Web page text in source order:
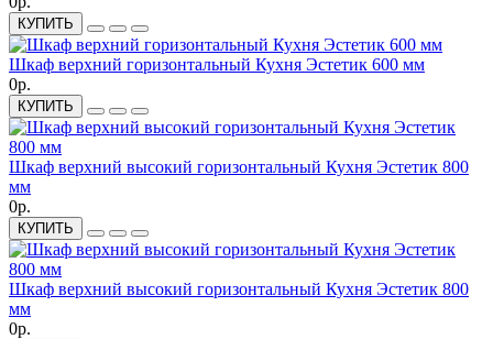
КУПИТЬ
Шкаф верхний горизонтальный Кухня Эстетик 600 мм
0р.
КУПИТЬ
Шкаф верхний высокий горизонтальный Кухня Эстетик 800
мм
0р.
КУПИТЬ
Шкаф верхний высокий горизонтальный Кухня Эстетик 800
мм
0р.